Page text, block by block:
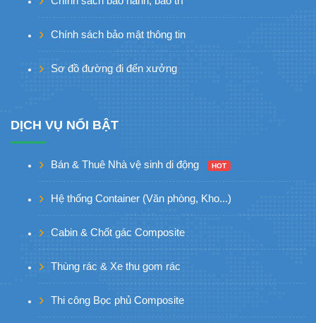
Chính sách bảo mật thông tin
Sơ đồ đường đi đến xưởng
DỊCH VỤ NỔI BẬT
Bán & Thuê Nhà vệ sinh di động HOT
Hệ thống Container (Văn phòng, Kho...)
Cabin & Chốt gác Composite
Thùng rác & Xe thu gom rác
Thi công Bọc phủ Composite